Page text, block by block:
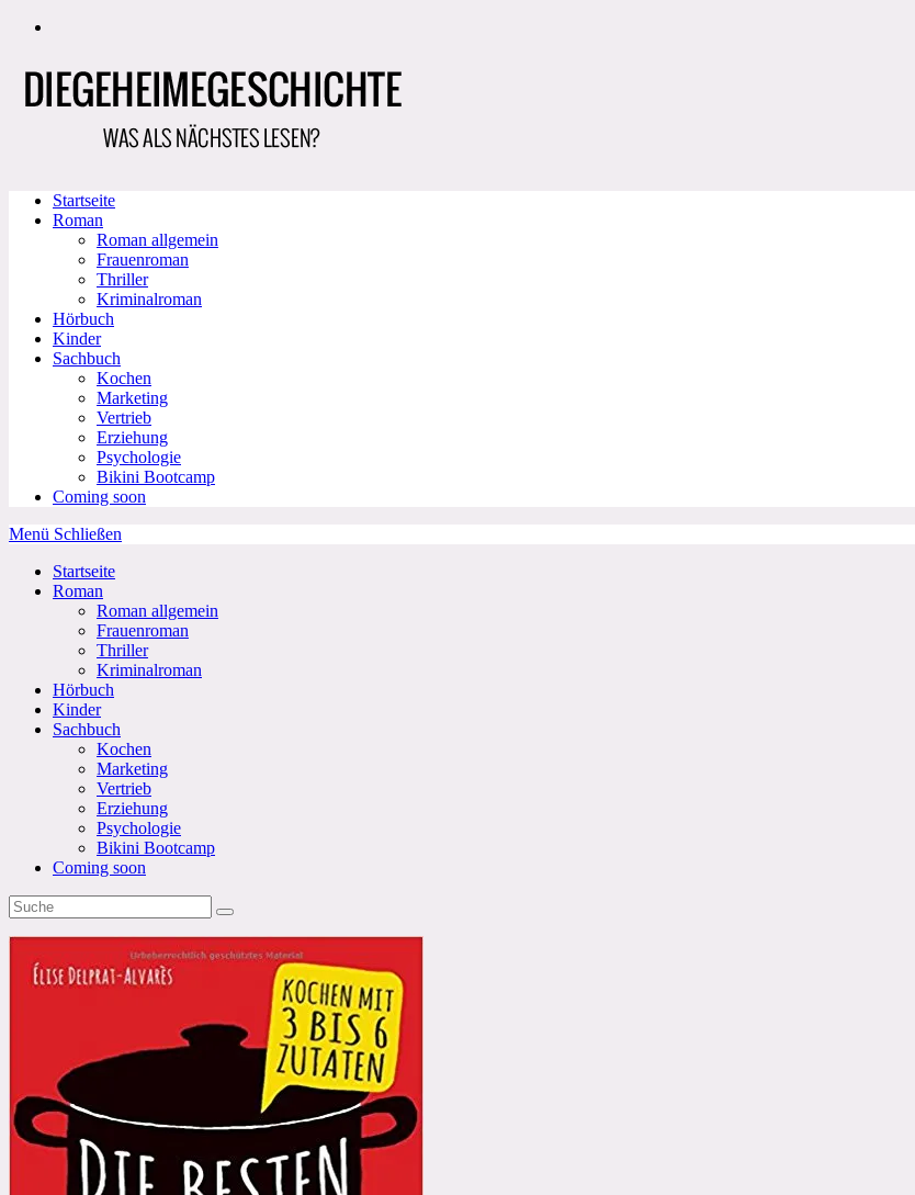
Zum
Startseite
Roman
Roman allgemein
Frauenroman
Thriller
Kriminalroman
Hörbuch
Kinder
Sachbuch
Kochen
Marketing
Vertrieb
Erziehung
Psychologie
Bikini Bootcamp
Coming soon
Menü Schließen
Startseite
Roman
Roman allgemein
Frauenroman
Thriller
Kriminalroman
Hörbuch
Kinder
Sachbuch
Kochen
Marketing
Vertrieb
Erziehung
Psychologie
Bikini Bootcamp
Coming soon